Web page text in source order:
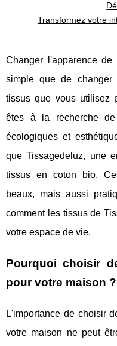
Transformez votre
Changer l'apparence
simple que de
tissus que vous utilisez
êtes à la recherche
écologiques et
que Tissagedeluz, une
tissus en coton bio.
beaux, mais aussi
comment les tissus de
votre espace de vie.
Pourquoi choisir
pour votre maison ?
L'importance de choisir
votre maison ne peut